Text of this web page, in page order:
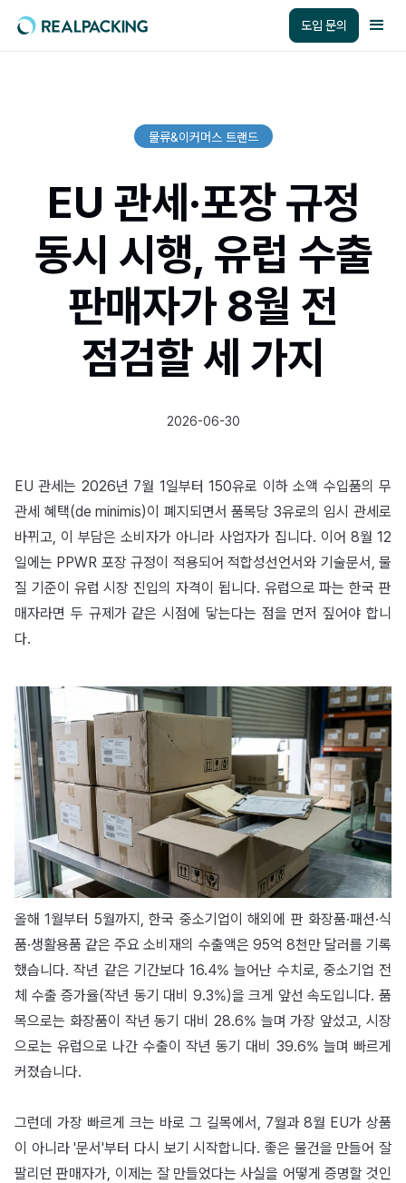
도입 문의
물류&이커머스 트랜드
EU 관세·포장 규정
동시 시행, 유럽 수출
판매자가 8월 전
점검할 세 가지
2026-06-30
EU 관세는 2026년 7월 1일부터 150유로 이하 소액 수입품의 무
관세 혜택(de minimis)이 폐지되면서 품목당 3유로의 임시 관세로
바뀌고, 이 부담은 소비자가 아니라 사업자가 집니다. 이어 8월 12
일에는 PPWR 포장 규정이 적용되어 적합성선언서와 기술문서, 물
질 기준이 유럽 시장 진입의 자격이 됩니다. 유럽으로 파는 한국 판
매자라면 두 규제가 같은 시점에 닿는다는 점을 먼저 짚어야 합니
다.
올해 1월부터 5월까지, 한국 중소기업이 해외에 판 화장품·패션·식
품·생활용품 같은 주요 소비재의 수출액은 95억 8천만 달러를 기록
했습니다. 작년 같은 기간보다 16.4% 늘어난 수치로, 중소기업 전
체 수출 증가율(작년 동기 대비 9.3%)을 크게 앞선 속도입니다. 품
목으로는 화장품이 작년 동기 대비 28.6% 늘며 가장 앞섰고, 시장
으로는 유럽으로 나간 수출이 작년 동기 대비 39.6% 늘며 빠르게
커졌습니다.
그런데 가장 빠르게 크는 바로 그 길목에서, 7월과 8월 EU가 상품
이 아니라 '문서'부터 다시 보기 시작합니다. 좋은 물건을 만들어 잘
팔리던 판매자가, 이제는 잘 만들었다는 사실을 어떻게 증명할 것인